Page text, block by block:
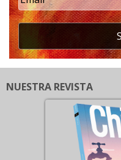
NUESTRA REVISTA